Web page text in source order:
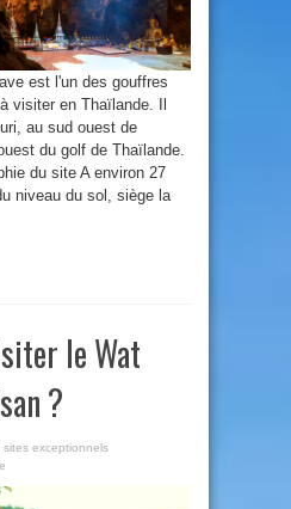
est l'un des gouffres
visiter en Thaïlande. Il
au sud ouest de
du golf de Thaïlande.
du site A environ 27
niveau du sol, siège la
le Wat
?
sites exceptionnels